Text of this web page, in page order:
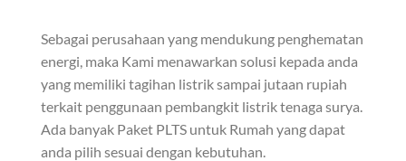
Sebagai perusahaan yang mendukung penghematan
energi, maka Kami menawarkan solusi kepada anda
yang memiliki tagihan listrik sampai jutaan rupiah
terkait penggunaan pembangkit listrik tenaga surya.
Ada banyak Paket PLTS untuk Rumah yang dapat
anda pilih sesuai dengan kebutuhan.